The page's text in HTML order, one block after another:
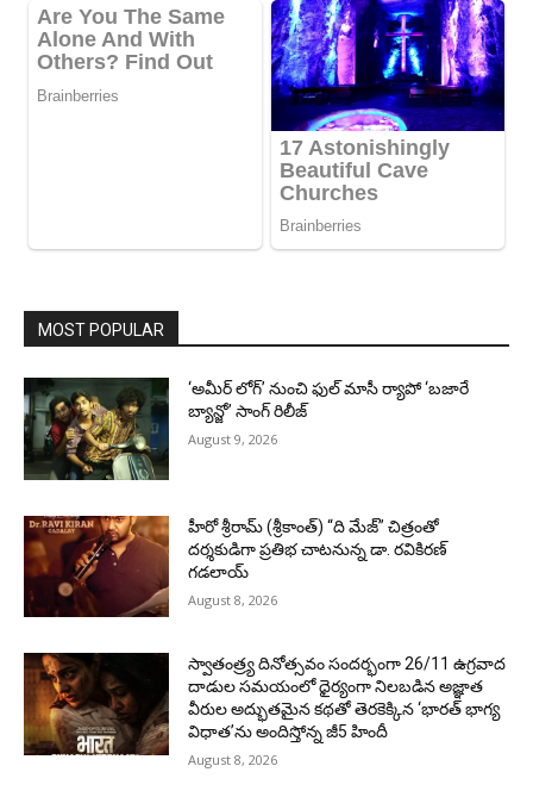
MOST POPULAR
‘అమీర్ లోగ్’ నుంచి ఫుల్ మాసీ ర్యాపో ‘బజారే
బ్యాన్జో’ సాంగ్ రిలీజ్
August 9, 2026
హీరో శ్రీరామ్ (శ్రీకాంత్) “ది మేజ్” చిత్రంతో
దర్శకుడిగా ప్రతిభ చాటనున్న డా. రవికిరణ్
గడలాయ్
August 8, 2026
స్వాతంత్ర్య దినోత్సవం సందర్భంగా 26/11 ఉగ్రవాద
దాడుల సమయంలో ధైర్యంగా నిలబడిన అజ్ఞాత
వీరుల అద్భుతమైన కథతో తెరకెక్కిన ‘భారత్ భాగ్య
విధాత’ను అందిస్తోన్న జీ5 హిందీ
August 8, 2026